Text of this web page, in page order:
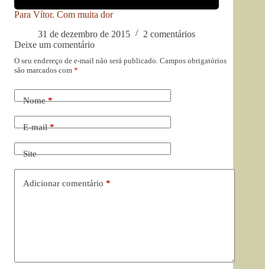
Para Vítor. Com muita dor
31 de dezembro de 2015
2 comentários
Deixe um comentário
O seu endereço de e-mail não será publicado. Campos obrigatórios
são marcados com *
Nome*
E-mail*
Site
Adicionar comentário *